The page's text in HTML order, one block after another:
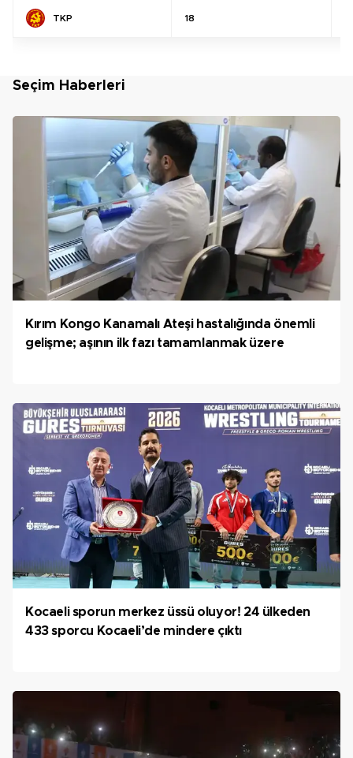
TKP 18
Seçim Haberleri
Kırım Kongo Kanamalı Ateşi hastalığında önemli
gelişme; aşının ilk fazı tamamlanmak üzere
Kocaeli sporun merkez üssü oluyor! 24 ülkeden
433 sporcu Kocaeli’de mindere çıktı